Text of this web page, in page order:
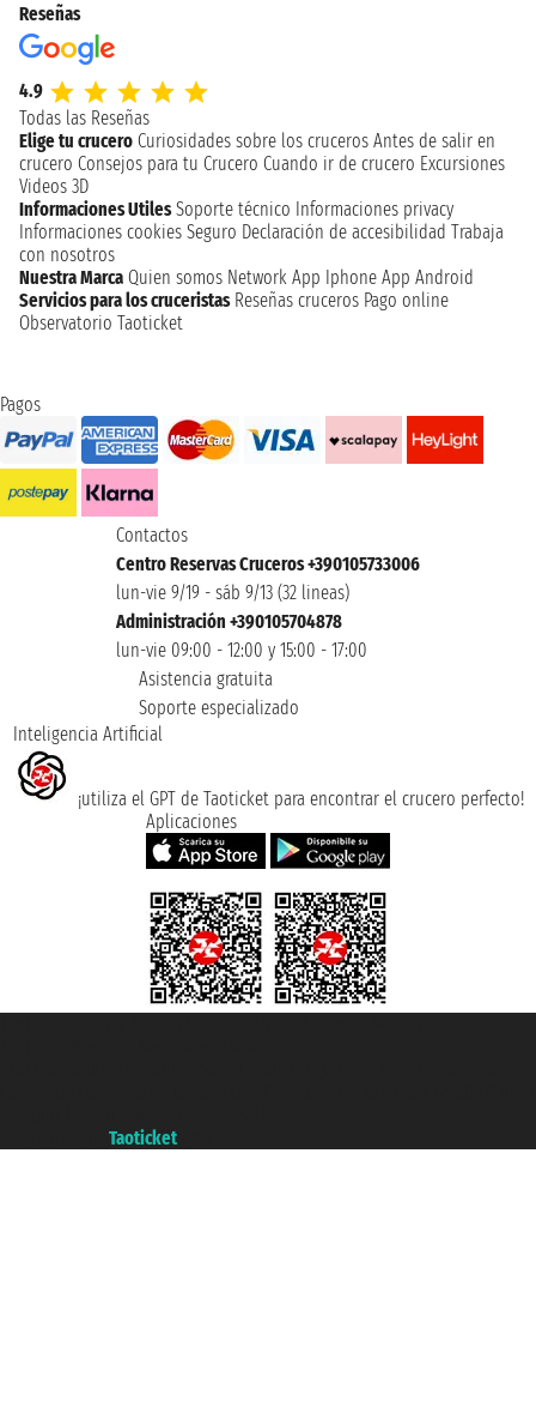
Reseñas
4.9
Todas las Reseñas
Elige tu crucero Curiosidades sobre los cruceros Antes de salir en
crucero Consejos para tu Crucero Cuando ir de crucero Excursiones
Videos 3D
Informaciones Utiles Soporte técnico Informaciones privacy
Informaciones cookies Seguro Declaración de accesibilidad Trabaja
con nosotros
Nuestra Marca Quien somos Network App Iphone App Android
Servicios para los cruceristas Reseñas cruceros Pago online
Observatorio Taoticket
Pagos
Contactos
Centro Reservas Cruceros +390105733006
lun-vie 9/19 - sáb 9/13 (32 lineas)
Administración +390105704878
lun-vie 09:00 - 12:00 y 15:00 - 17:00
Asistencia gratuita
Soporte especializado
Inteligencia Artificial
¡utiliza el GPT de Taoticket para encontrar el crucero perfecto!
Aplicaciones
Taoticket